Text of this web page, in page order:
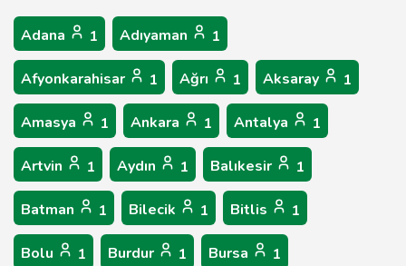
Adana 1 Adıyaman 1
Afyonkarahisar 1 Ağrı 1 Aksaray 1
Amasya 1 Ankara 1 Antalya 1
Artvin 1 Aydın 1 Balıkesir 1
Batman 1 Bilecik 1 Bitlis 1
Bolu 1 Burdur 1 Bursa 1